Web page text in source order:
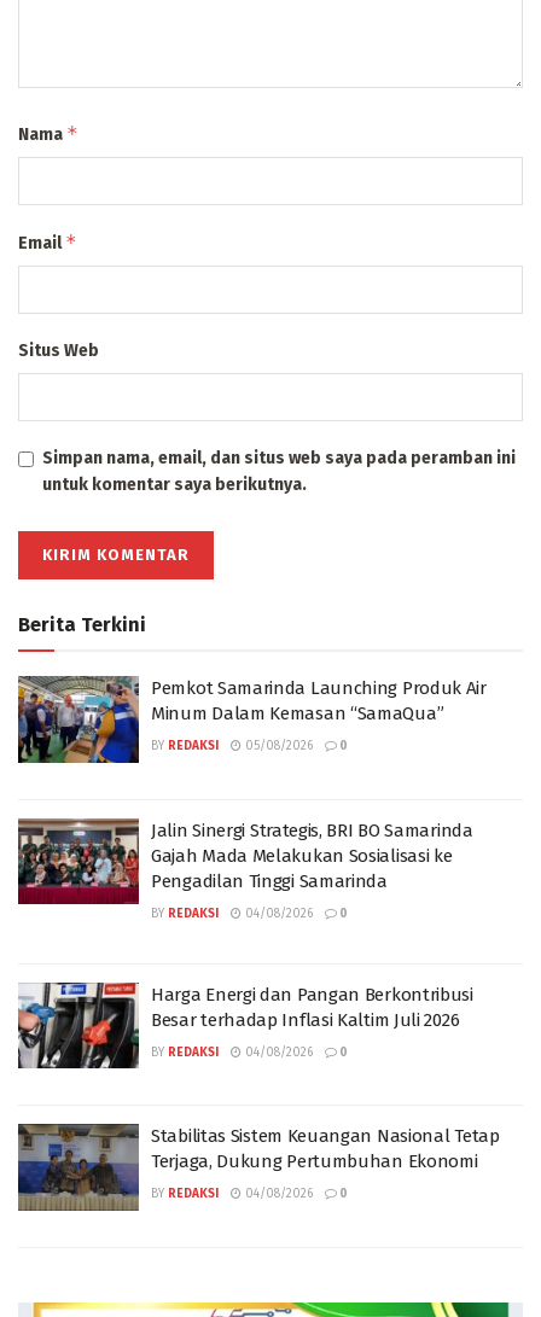
Nama *
Email*
Situs Web
Simpan nama, email, dan situs web saya pada peramban ini
untuk komentar saya berikutnya.
Berita Terkini
Pemkot Samarinda Launching Produk Air
Minum Dalam Kemasan “SamaQua”
BY REDAKSI 05/08/2026 0
Jalin Sinergi Strategis, BRI BO Samarinda
Gajah Mada Melakukan Sosialisasi ke
Pengadilan Tinggi Samarinda
BY REDAKSI 04/08/2026 0
Harga Energi dan Pangan Berkontribusi
Besar terhadap Inflasi Kaltim Juli 2026
BY REDAKSI 04/08/2026 0
Stabilitas Sistem Keuangan Nasional Tetap
Terjaga, Dukung Pertumbuhan Ekonomi
BY REDAKSI 04/08/2026 0